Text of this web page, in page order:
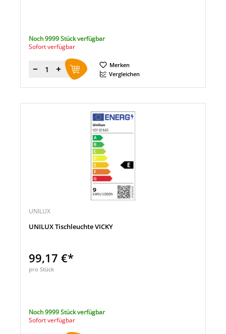
Noch 9999 Stück verfügbar
Sofort verfügbar
Menge
Merken
Vergleichen
UNILUX
UNILUX Tischleuchte VICKY
99,17 €*
pro Stück
Noch 9999 Stück verfügbar
Sofort verfügbar